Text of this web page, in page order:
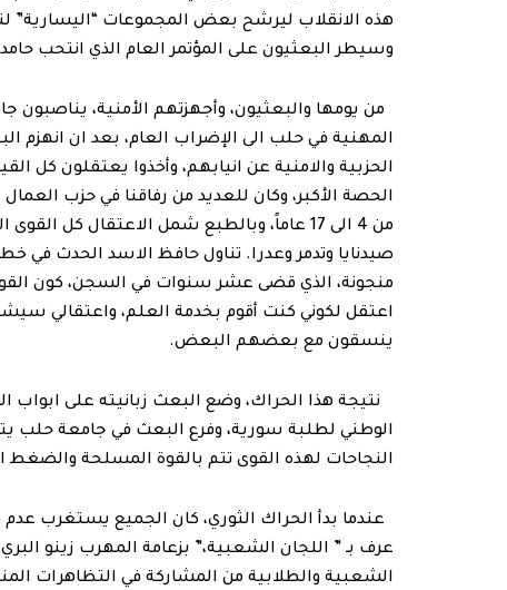
هذه الانقلاب ليرشح بعض المجموعات “اليسارية”
وسيطر البعثيون على المؤتمر العام الذي انتحب
المهنية في حلب الى الإضراب العام، بعد ان انهزم
الحزبية والامنية عن انيابهم، وأخذوا يعتقلون كل
الحصة الأكبر، وكان للعديد من رفاقنا في حزب
من 4 الى 17 عاماً، وبالطبع شمل الاعتقال
اعتقل لكوني كنت أقوم بخدمة العلم، واعتقالي
ينسقون مع بعضهم البعض.
نتيجة هذا الحراك، وضع البعث زبانيته على ابواب
الوطني لطلبة سورية، وفرع البعث في جامعة حلب
النجاحات لهذه القوى تتم بالقوة المسلحة والضغط
عندما بدأ الحراك الثوري، كان الجميع يستغرب
عرف بـ ” اللجان الشعبية،” بزعامة المهرب زينو
الشعبية والطلابية من المشاركة في التظاهرات